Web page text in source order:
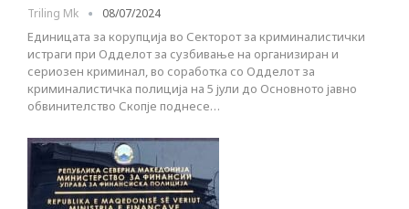
Triling Mk 08/07/2024
Единицата за корупција во Секторот за криминалистички
истраги при Одделот за сузбивање на организиран и
сериозен криминал, во соработка со Одделот за
криминалистичка полиција на 5 јули до Основното јавно
обвинителство Скопје поднесе…